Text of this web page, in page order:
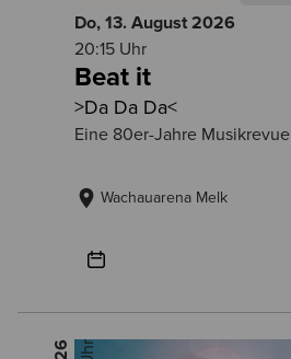
Do, 13. August 2026
20:15 Uhr
Beat it
>Da Da Da<
Eine 80er-Jahre Musikrevue
Wachauarena Melk